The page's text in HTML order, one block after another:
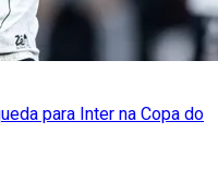
para Inter na Copa do